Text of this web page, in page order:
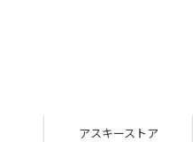
アスキーストア